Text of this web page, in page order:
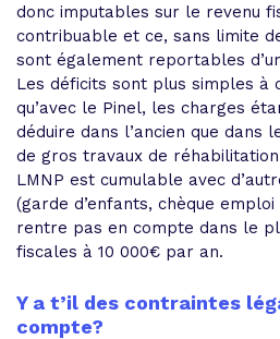
donc imputables sur le revenu
contribuable et ce, sans limite
sont également reportables
Les déficits sont plus simples à
qu’avec le Pinel, les charges
déduire dans l’ancien que dans
de gros travaux de
LMNP est cumulable avec
(garde d’enfants, chèque emploi
rentre pas en compte dans le
fiscales à 10 000€ par an.
Y a t’il des contraintes
compte?